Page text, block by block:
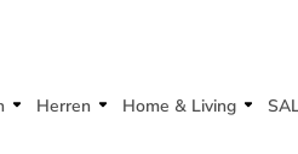
Herren Home & Living